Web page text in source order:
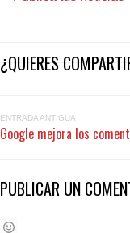
¿QUIERES
ENTRADA ANTIGUA
Google mejora los
PUBLICAR UN